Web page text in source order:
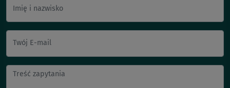
Imię i nazwisko
Twój E-mail